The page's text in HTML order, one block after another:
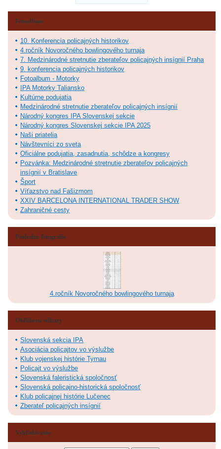
Fotoalbum
10. Konferencia policajných historikov
4.ročník Novoročného bowlingového turnaja
7. Medzinárodné stretnutie zberateľov policajných insígnií Praha
9. konferencia policajných historikov
Fotoalbum - Motorky
IPA Motorky Taliansko
Kultúrne podujatia
Medzinárodné stretnutie zberateľov policajných insígnií
Národný kongres IPA Slovenskej sekcie
Národný kongres Slovenskej sekcie IPA 2025
Naši priatelia
Návštevníci zo sveta
Oficiálne podujatia, zasadnutia, schôdze a kongresy
Pozvánka: Medzinárodné stretnutie zberateľov policajných
insígnií v Bratislave
Šport
Víťazstvo nad Fašizmom
XXIV BARCELONA INTERNATIONAL TRADER SHOW
Zahraničné cesty
Posledné fotografie
4.ročník Novoročného bowlingového turnaja
Obľúbené odkazy
Slovenská sekcia IPA
Asociácia policajtov vo výslužbe
Klub vojenskej histórie Tyrnau
Policajt vo výslužbe
Slovenská faleristická spoločnosť
Slovenská policajno-historická spoločnosť
Klub policajnej histórie Lučenec
Zberateľ policajných insígnií
Vyhľadávanie